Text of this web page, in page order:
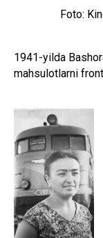
Foto:
1941-yilda
mahsulotlarni